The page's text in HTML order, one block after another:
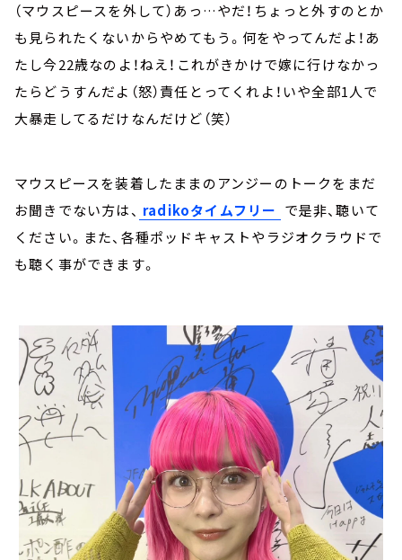
（マウスピースを外して）あっ…やだ！ちょっと外すのとか
も見られたくないからやめてもう。何をやってんだよ！あ
たし今22歳なのよ！ねえ！これがきかけで嫁に行けなかっ
たらどうすんだよ（怒）責任とってくれよ！いや全部1人で
大暴走してるだけなんだけど（笑）
マウスピースを装着したままのアンジーのトークをまだ
お聞きでない方は、 radikoタイムフリー で是非、聴いて
ください。また、各種ポッドキャストやラジオクラウドで
も聴く事ができます。